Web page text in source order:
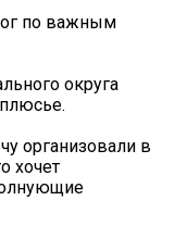
по важным
округа
организовали в
хочет